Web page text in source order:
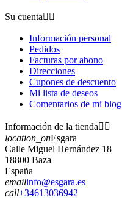
Su cuenta 
Información personal
Pedidos
Facturas por abono
Direcciones
Cupones de descuento
Mi lista de deseos
Comentarios de mi blog
Información de la tienda 
location_onEsgara
Calle Miguel Hernández 18
18800 Baza
España
emailinfo@esgara.es
call+34613036942